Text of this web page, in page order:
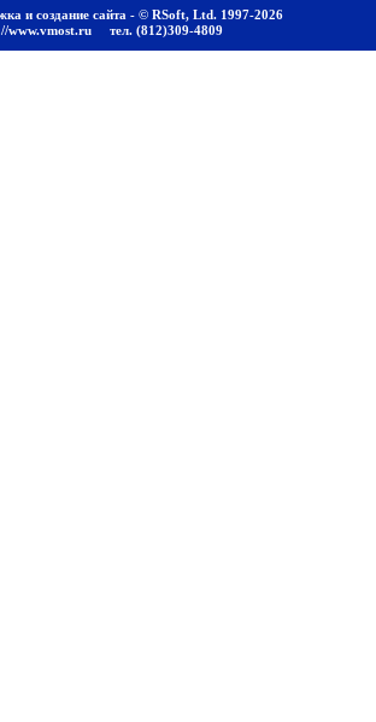
и создание сайта - © RSoft, Ltd. 1997-2026
www.vmost.ru тел. (812)309-4809